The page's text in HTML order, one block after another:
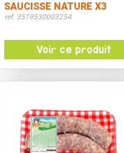
SAUCISSE NATURE X3
ref. 3519530003254
Voir ce produit